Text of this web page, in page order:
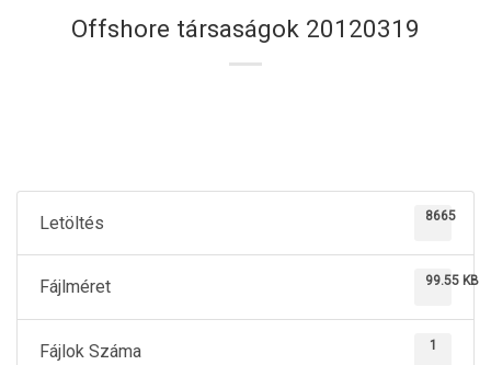
Offshore társaságok 20120319
Letöltés 8665
Fájlméret 99.55 KB
Fájlok Száma 1